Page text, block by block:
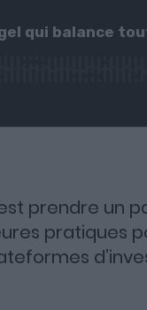
prendre un
pratiques